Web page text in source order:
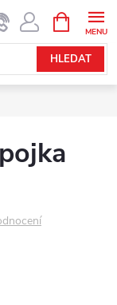
HLEDAT
NÁKUPNÍ
KOŠÍK